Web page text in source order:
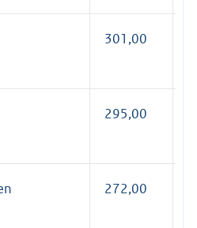
301,00
295,00
272,00